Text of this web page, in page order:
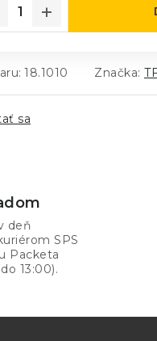
18.1010 Značka:
sa
deň
SPS
Packeta
13:00).